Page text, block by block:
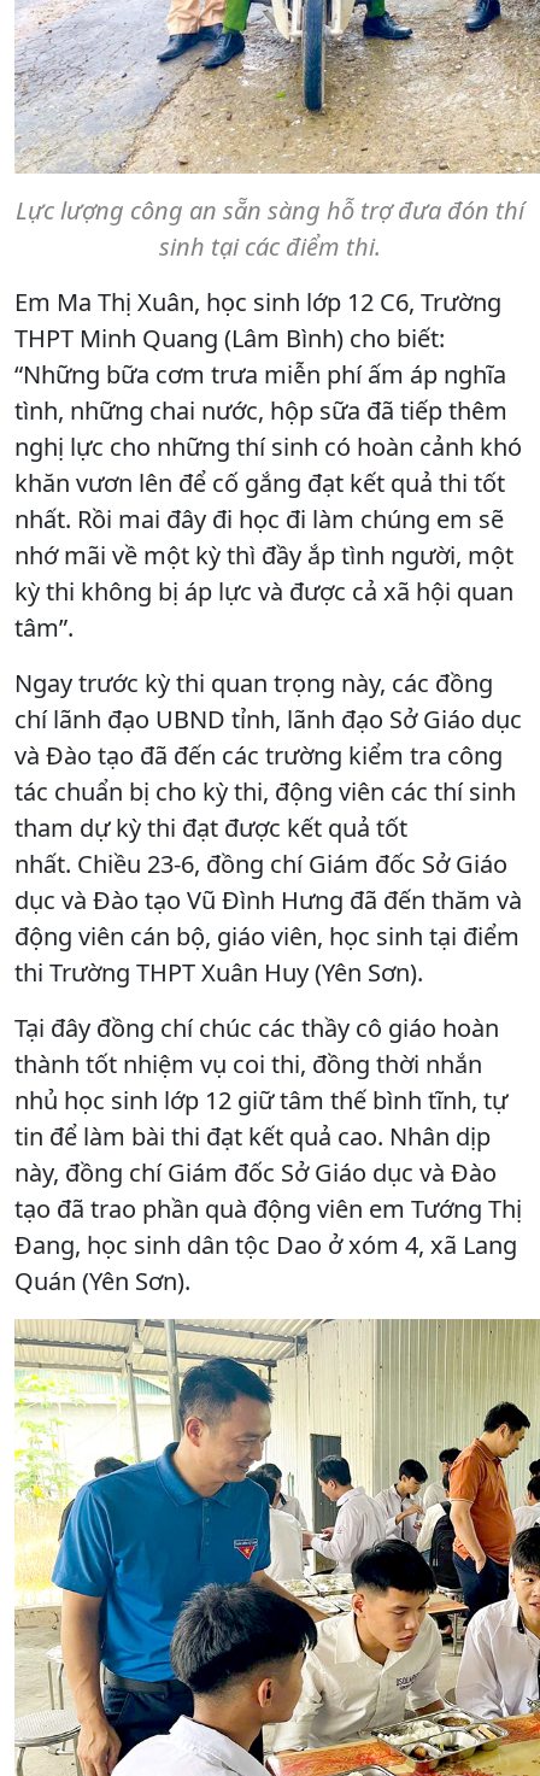
Lực lượng công an sẵn sàng hỗ trợ đưa đón thí
sinh tại các điểm thi.
Em Ma Thị Xuân, học sinh lớp 12 C6, Trường
THPT Minh Quang (Lâm Bình) cho biết:
“Những bữa cơm trưa miễn phí ấm áp nghĩa
tình, những chai nước, hộp sữa đã tiếp thêm
nghị lực cho những thí sinh có hoàn cảnh khó
khăn vươn lên để cố gắng đạt kết quả thi tốt
nhất. Rồi mai đây đi học đi làm chúng em sẽ
nhớ mãi về một kỳ thì đầy ắp tình người, một
kỳ thi không bị áp lực và được cả xã hội quan
tâm”.
Ngay trước kỳ thi quan trọng này, các đồng
chí lãnh đạo UBND tỉnh, lãnh đạo Sở Giáo dục
và Đào tạo đã đến các trường kiểm tra công
tác chuẩn bị cho kỳ thi, động viên các thí sinh
tham dự kỳ thi đạt được kết quả tốt
nhất. Chiều 23-6, đồng chí Giám đốc Sở Giáo
dục và Đào tạo Vũ Đình Hưng đã đến thăm và
động viên cán bộ, giáo viên, học sinh tại điểm
thi Trường THPT Xuân Huy (Yên Sơn).
Tại đây đồng chí chúc các thầy cô giáo hoàn
thành tốt nhiệm vụ coi thi, đồng thời nhắn
nhủ học sinh lớp 12 giữ tâm thế bình tĩnh, tự
tin để làm bài thi đạt kết quả cao. Nhân dịp
này, đồng chí Giám đốc Sở Giáo dục và Đào
tạo đã trao phần quà động viên em Tướng Thị
Đang, học sinh dân tộc Dao ở xóm 4, xã Lang
Quán (Yên Sơn).